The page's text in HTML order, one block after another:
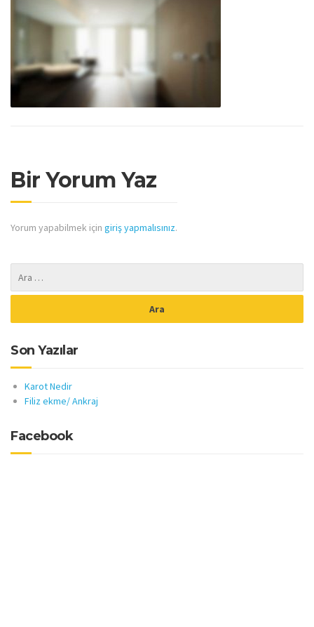
Bir Yorum Yaz
Yorum yapabilmek için giriş yapmalısınız.
Son Yazılar
Karot Nedir
Filiz ekme/ Ankraj
Facebook